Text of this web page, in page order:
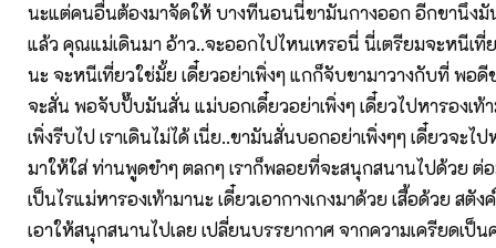
นะแต่คนอื่นต้องมาจัดให้ บางทีนอนนี่ขามันกางออก อีกขานึงมั
แล้ว คุณแม่เดินมา อ้าว..จะออกไปไหนเหรอนี่ นี่เตรียมจะหนีเที่
นะ จะหนีเที่ยวใช่มั้ย เดี๋ยวอย่าเพิ่งๆ แกก็จับขามาวางกับที่ พอ
จะสั่น พอจับปั๊บมันสั่น แม่บอกเดี๋ยวอย่าเพิ่งๆ เดี๋ยวไปหารองเท้
เพิ่งรีบไป เราเดินไม่ได้ เนี่ย..ขามันสั่นบอกอย่าเพิ่งๆๆ เดี๋ยวจะไ
มาให้ใส่ ท่านพูดขำๆ ตลกๆ เราก็พลอยที่จะสนุกสนานไปด้วย ต่อ
เป็นไรแม่หารองเท้ามานะ เดี๋ยวเอากางเกงมาด้วย เสื้อด้วย สตัง
เอาให้สนุกสนานไปเลย เปลี่ยนบรรยากาศ จากความเครียดเป็น